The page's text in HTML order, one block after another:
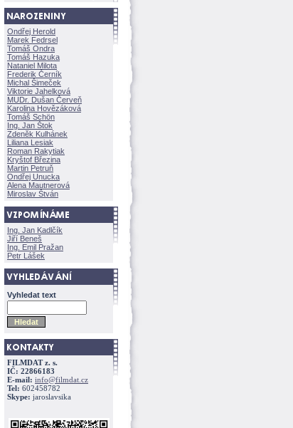
Ondřej Herold
Marek Fedrsel
Tomáš Ondra
Tomáš Hazuka
Nataniel Milota
Frederik Černík
Michal Šimeček
Viktorie Jahelkov
MUDr. Dušan Červeň
Karolina Hovězákov
Tomáš Schön
Ing. Jan Štok
Zdeněk Kulhánek
Liliana Lesiak
Roman Rakytiak
Kryštof Březina
Martin Petruň
Ondřej Unucka
Alena Mautnerov
Miroslav Štván
Ing. Jan Kadlčík
Jiří Bene
Ing. Emil Pražan
Petr Lášek
Vyhledat text
FILMDAT z. s.
IČ: 22866183
E-mail: info@filmdat.cz
Tel: 602458782
Skype: jaroslavsika